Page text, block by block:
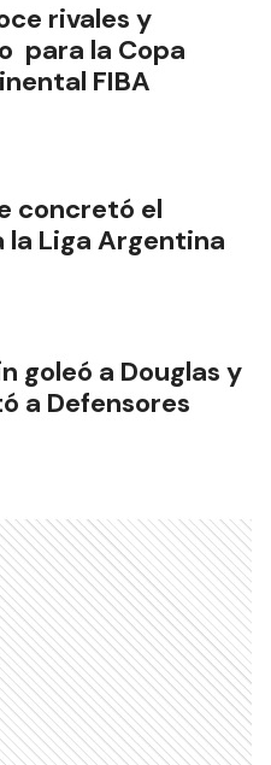
rivales y
para la Copa
FIBA
concretó el
la Liga Argentina
goleó a Douglas y
a Defensores